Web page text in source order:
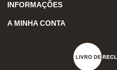
INFORMAÇÕES
A MINHA CONTA